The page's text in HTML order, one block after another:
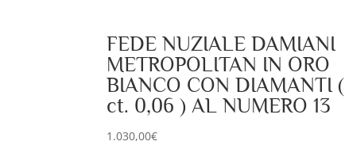
FEDE NUZIALE DAMIANI
METROPOLITAN IN ORO
BIANCO CON DIAMANTI (
ct. 0,06 ) AL NUMERO 13
1.030,00€